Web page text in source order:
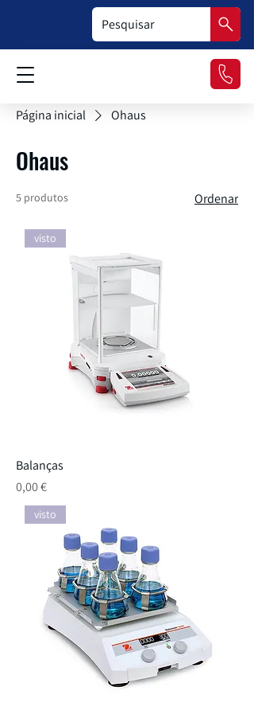
Página inicial Ohaus
Ohaus
5 produtos Ordenar
visto
Balanças
Preço
0,00 €
visto